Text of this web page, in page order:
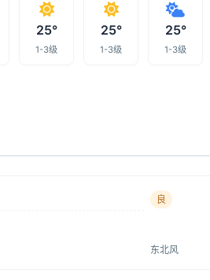
25°
1-3级
25°
1-3级
25°
1-3级
良
东北风